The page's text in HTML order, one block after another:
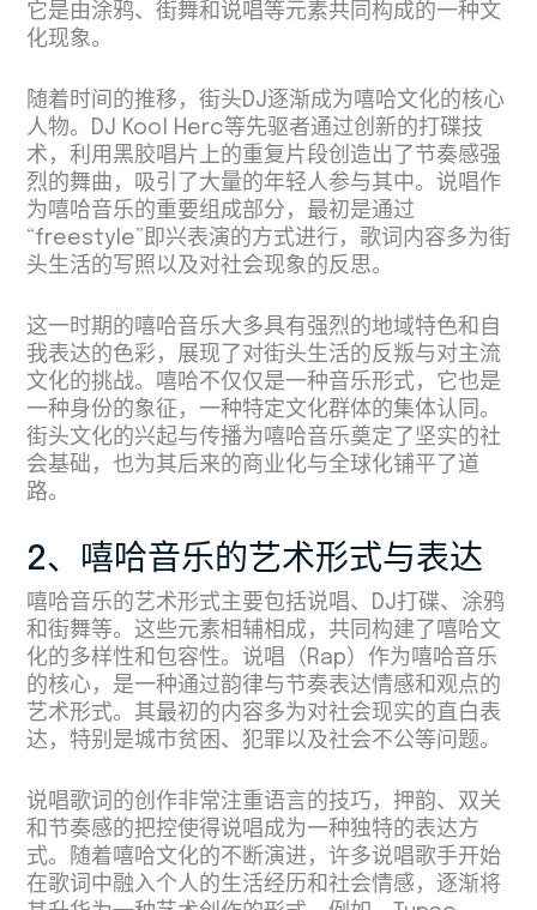
它是由涂鸦、街舞和说唱等元素共同构成的一种文
化现象。
随着时间的推移，街头DJ逐渐成为嘻哈文化的核心
人物。DJ Kool Herc等先驱者通过创新的打碟技
术，利用黑胶唱片上的重复片段创造出了节奏感强
烈的舞曲，吸引了大量的年轻人参与其中。说唱作
为嘻哈音乐的重要组成部分，最初是通过
“freestyle”即兴表演的方式进行，歌词内容多为街
头生活的写照以及对社会现象的反思。
这一时期的嘻哈音乐大多具有强烈的地域特色和自
我表达的色彩，展现了对街头生活的反叛与对主流
文化的挑战。嘻哈不仅仅是一种音乐形式，它也是
一种身份的象征，一种特定文化群体的集体认同。
街头文化的兴起与传播为嘻哈音乐奠定了坚实的社
会基础，也为其后来的商业化与全球化铺平了道
路。
2、嘻哈音乐的艺术形式与表达
嘻哈音乐的艺术形式主要包括说唱、DJ打碟、涂鸦
和街舞等。这些元素相辅相成，共同构建了嘻哈文
化的多样性和包容性。说唱（Rap）作为嘻哈音乐
的核心，是一种通过韵律与节奏表达情感和观点的
艺术形式。其最初的内容多为对社会现实的直白表
达，特别是城市贫困、犯罪以及社会不公等问题。
说唱歌词的创作非常注重语言的技巧，押韵、双关
和节奏感的把控使得说唱成为一种独特的表达方
式。随着嘻哈文化的不断演进，许多说唱歌手开始
在歌词中融入个人的生活经历和社会情感，逐渐将